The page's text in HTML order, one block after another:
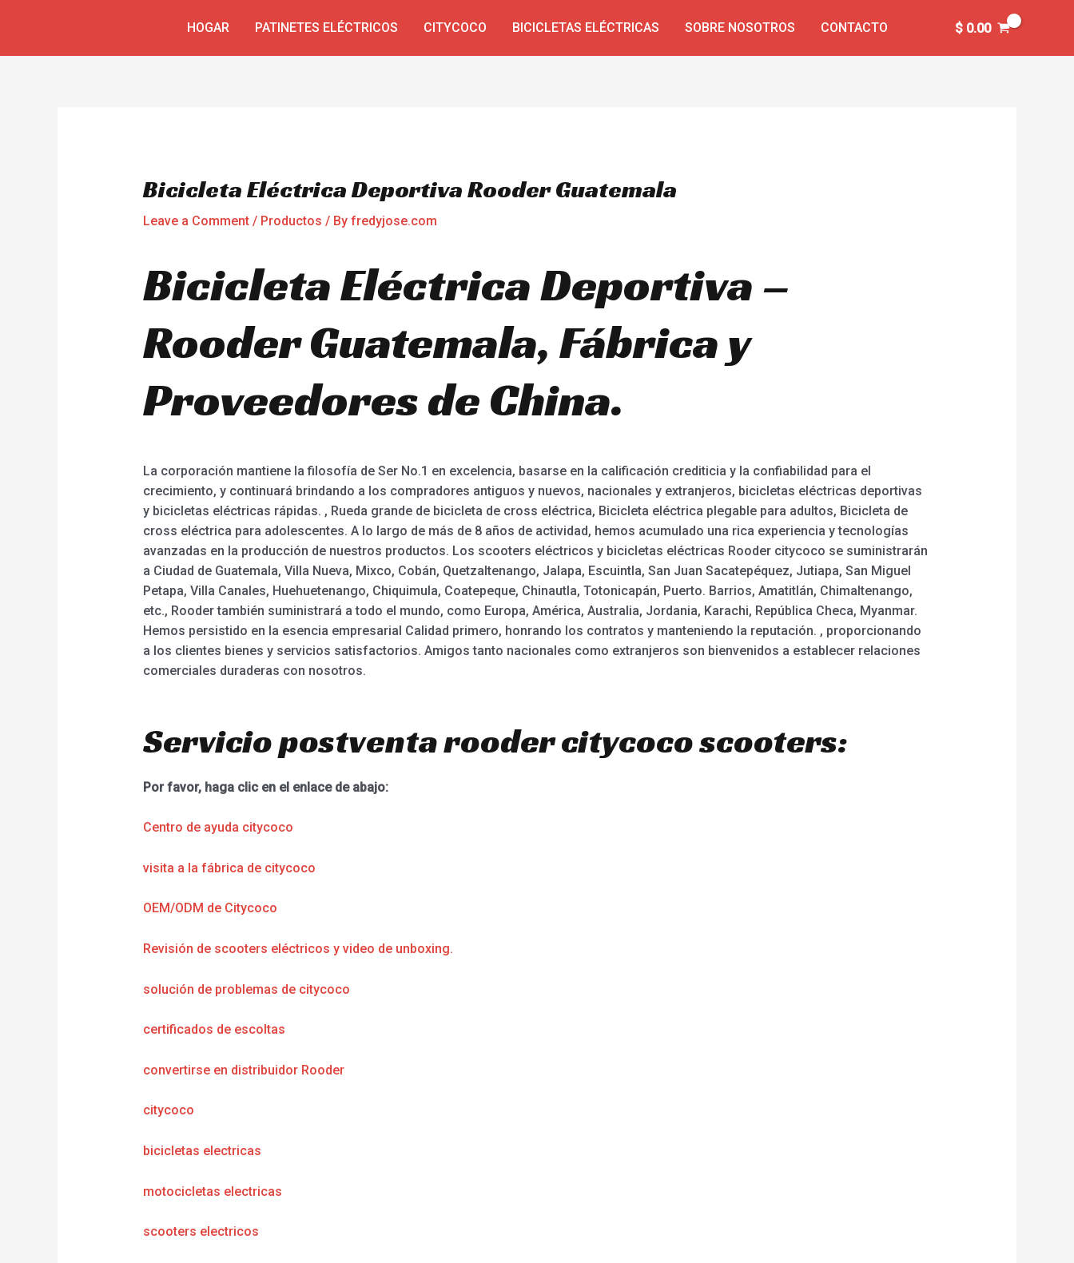
HOGAR PATINETES ELÉCTRICOS CITYCOCO BICICLETAS ELÉCTRICAS SOBRE NOSOTROS CONTACTO $0.00
Bicicleta Eléctrica Deportiva Rooder Guatemala
Leave a Comment / Productos / By fredyjose.com
Bicicleta Eléctrica Deportiva –
Rooder Guatemala, Fábrica y
Proveedores de China.
La corporación mantiene la filosofía de Ser No.1 en excelencia, basarse en la calificación crediticia y la confiabilidad para el
crecimiento, y continuará brindando a los compradores antiguos y nuevos, nacionales y extranjeros, bicicletas eléctricas deportivas
y bicicletas eléctricas rápidas. , Rueda grande de bicicleta de cross eléctrica, Bicicleta eléctrica plegable para adultos, Bicicleta de
cross eléctrica para adolescentes. A lo largo de más de 8 años de actividad, hemos acumulado una rica experiencia y tecnologías
avanzadas en la producción de nuestros productos. Los scooters eléctricos y bicicletas eléctricas Rooder citycoco se suministrarán
a Ciudad de Guatemala, Villa Nueva, Mixco, Cobán, Quetzaltenango, Jalapa, Escuintla, San Juan Sacatepéquez, Jutiapa, San Miguel
Petapa, Villa Canales, Huehuetenango, Chiquimula, Coatepeque, Chinautla, Totonicapán, Puerto. Barrios, Amatitlán, Chimaltenango,
etc., Rooder también suministrará a todo el mundo, como Europa, América, Australia, Jordania, Karachi, República Checa, Myanmar.
Hemos persistido en la esencia empresarial Calidad primero, honrando los contratos y manteniendo la reputación. , proporcionando
a los clientes bienes y servicios satisfactorios. Amigos tanto nacionales como extranjeros son bienvenidos a establecer relaciones
comerciales duraderas con nosotros.
Servicio postventa rooder citycoco scooters:
Por favor, haga clic en el enlace de abajo:
Centro de ayuda citycoco
visita a la fábrica de citycoco
OEM/ODM de Citycoco
Revisión de scooters eléctricos y video de unboxing.
solución de problemas de citycoco
certificados de escoltas
convertirse en distribuidor Rooder
citycoco
bicicletas electricas
motocicletas electricas
scooters electricos